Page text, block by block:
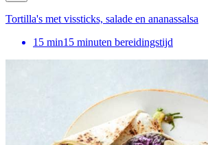
Tortilla's met vissticks, salade en ananassalsa
15 min15 minuten bereidingstijd